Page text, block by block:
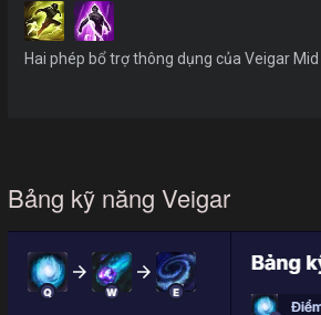
Hai phép bổ trợ thông dụng của Veigar
Bảng kỹ năng Veigar